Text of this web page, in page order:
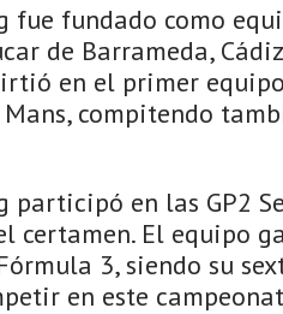
fue fundado como
de Barrameda,
en el primer
compitendo
participó en las GP2
El equipo
3, siendo su
en este